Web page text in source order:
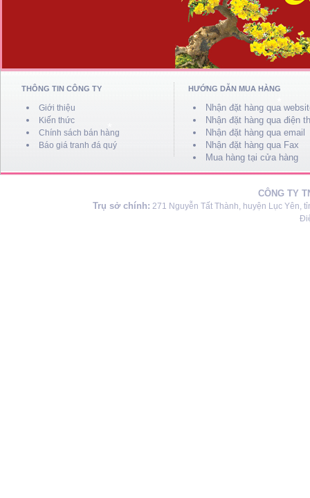
THÔNG TIN CÔNG TY
Giới thiệu
Kiến thức
Chính sách bán hàng
Báo giá tranh đá quý
HƯỚNG DẪN MUA HÀNG
Nhận đặt hàng qua
Nhận đặt hàng qua điện
Nhận đặt hàng qua email
Nhận đặt hàng qua Fax
Mua hàng tại cửa hàng
CÔNG TY
Trụ sở chính: 271 Nguyễn Tất Thành, huyện Lục Yên,
*